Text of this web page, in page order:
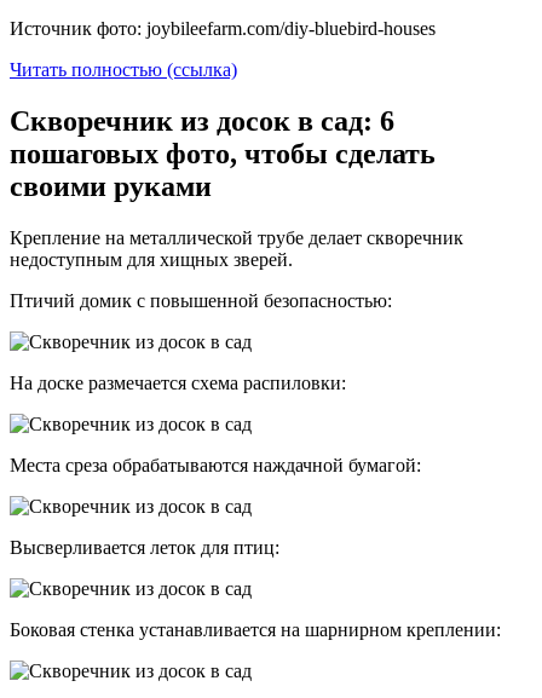
Источник фото: joybileefarm.com/diy-bluebird-houses
Читать полностью (ссылка)
Скворечник из досок в сад: 6
пошаговых фото, чтобы сделать
своими руками
Крепление на металлической трубе делает скворечник
недоступным для хищных зверей.
Птичий домик с повышенной безопасностью:
На доске размечается схема распиловки:
Места среза обрабатываются наждачной бумагой:
Высверливается леток для птиц:
Боковая стенка устанавливается на шарнирном креплении: